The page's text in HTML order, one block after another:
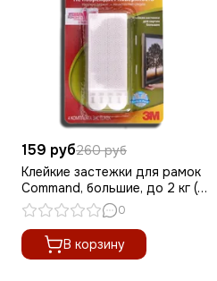
159 руб260 руб
Клейкие застежки для рамок
Command, большие, до 2 кг (1
шт.)
0
В корзину